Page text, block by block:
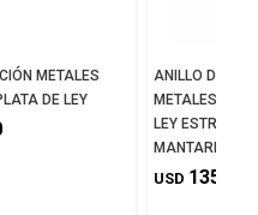
METALES
DE LEY
ANILLO DE
METALES
LEY
MANTARRAYA
USD 135,00